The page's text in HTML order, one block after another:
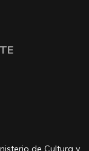
de Cultura y